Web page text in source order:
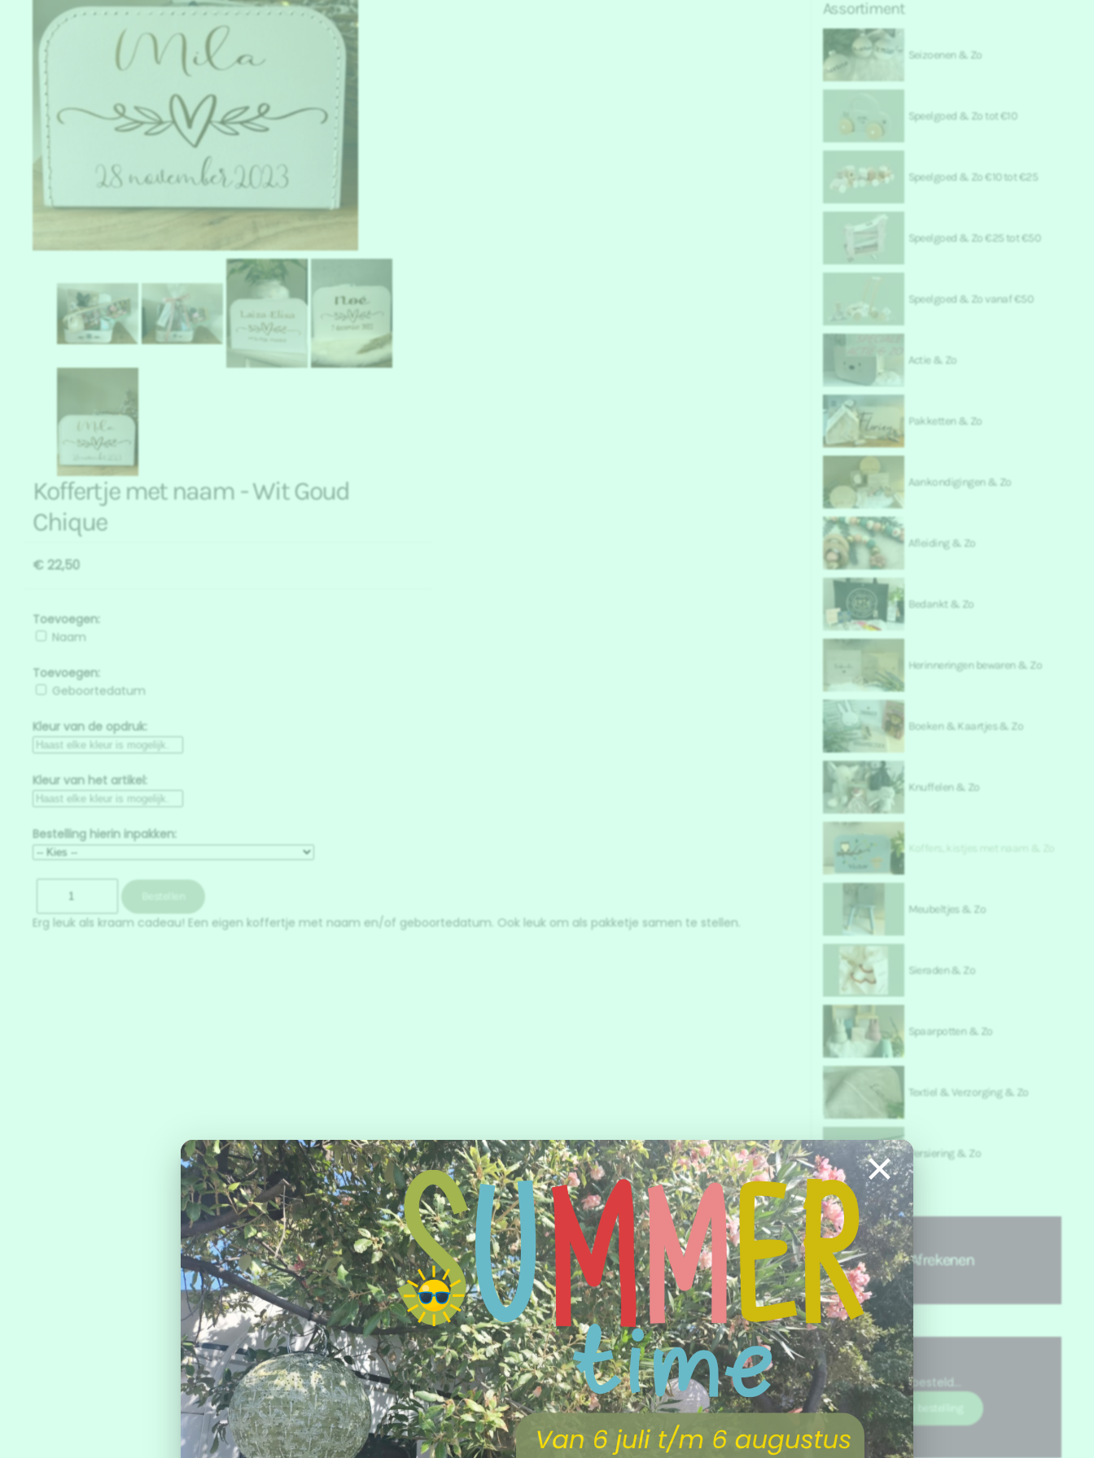
Koffertje met naam - Wit Goud
Chique
€ 22,50
Toevoegen:
Naam
Toevoegen:
Geboortedatum
Kleur van de opdruk:
Kleur van het artikel:
Bestelling hierin inpakken:
Erg leuk als kraam cadeau! Een eigen koffertje met naam en/of geboortedatum. Ook leuk om als pakketje samen te stellen.
Assortiment
Seizoenen & Zo
Speelgoed & Zo tot €10
Speelgoed & Zo €10 tot €25
Speelgoed & Zo €25 tot €50
Speelgoed & Zo vanaf €50
Actie & Zo
Pakketten & Zo
Aankondigingen & Zo
Afleiding & Zo
Bedankt & Zo
Herinneringen bewaren & Zo
Boeken & Kaartjes & Zo
Knuffelen & Zo
Koffers, kistjes met naam & Zo
Meubeltjes & Zo
Sieraden & Zo
Spaarpotten & Zo
Textiel & Verzorging & Zo
Versiering & Zo
Afrekenen
Nog niets besteld...
×